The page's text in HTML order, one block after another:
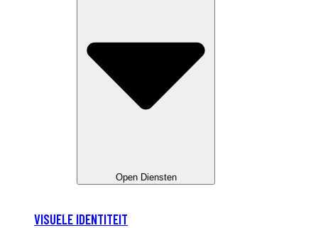
Open Diensten
VISUELE IDENTITEIT